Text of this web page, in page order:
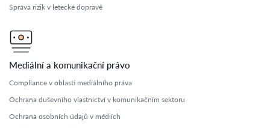
Správa rizik v letecké dopravě
Mediální a komunikační právo
Compliance v oblasti mediálního práva
Ochrana duševního vlastnictví v komunikačním sektoru
Ochrana osobních údajů v médiích